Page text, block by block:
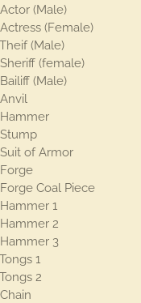
(Male)
(Female)
(Male)
(female)
(Male)
of Armor
Coal Piece
1
2
3
1
2